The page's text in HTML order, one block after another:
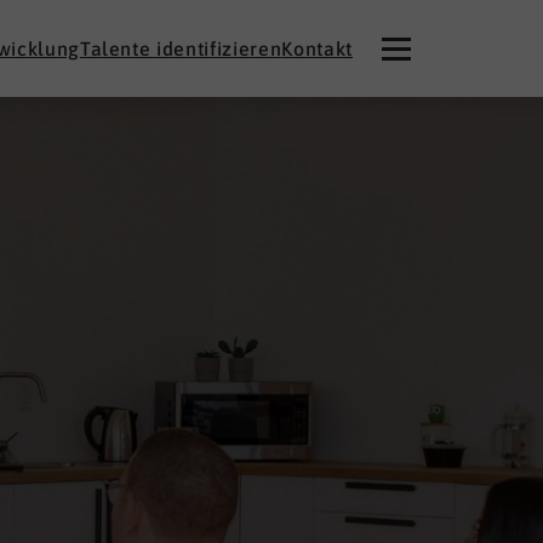
Talente identifizierenKontakt